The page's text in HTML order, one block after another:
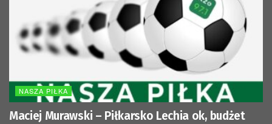
NASZA PIŁKA
Maciej Murawski – Piłkarsko Lechia ok, budżet